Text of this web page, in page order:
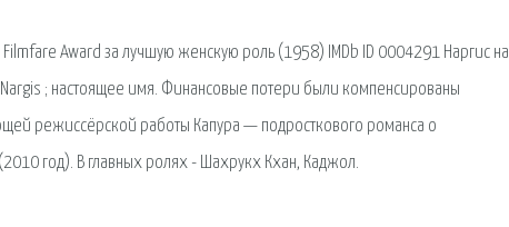
Award за лучшую женскую роль (1958) IMDb ID 0004291 Наргис на
Nargis ; настоящее имя. Финансовые потери были компенсированы
режиссёрской работы Капура — подросткового романса о
год). В главных ролях - Шахрукх Кхан, Каджол.